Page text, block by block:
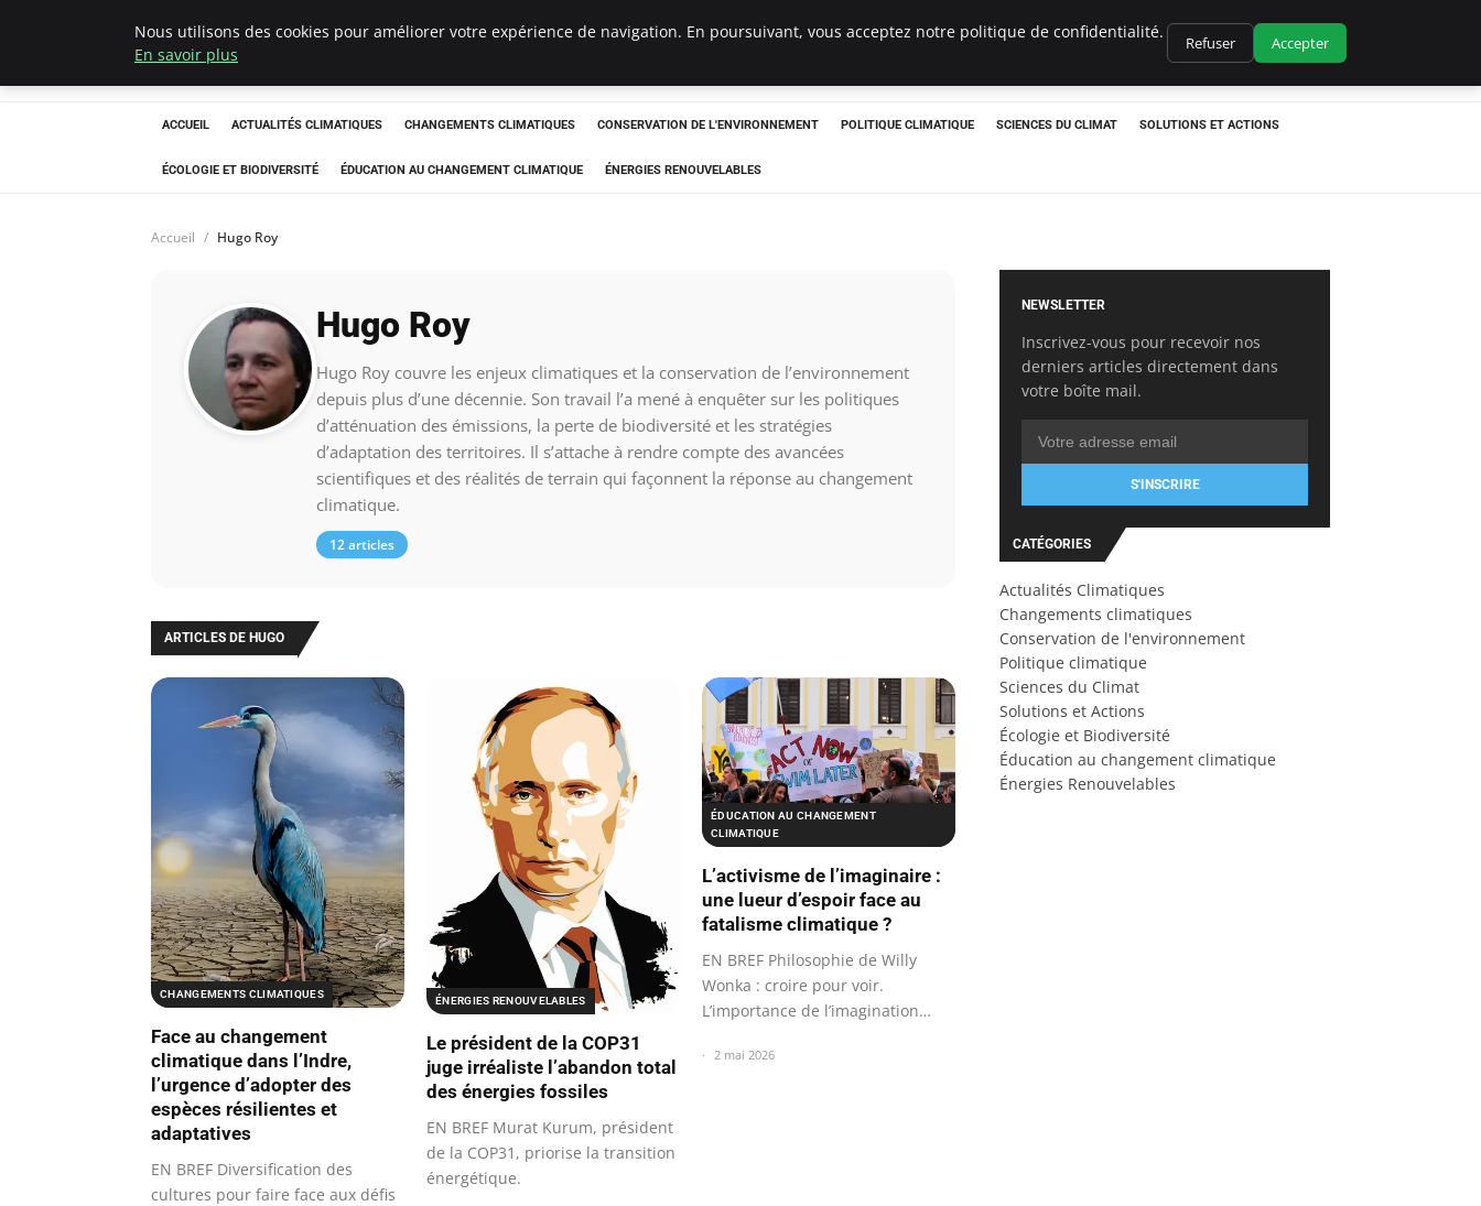
Climatedebtagents
ACCUEIL ACTUALITÉS CLIMATIQUES CHANGEMENTS CLIMATIQUES CONSERVATION DE L'ENVIRONNEMENT POLITIQUE CLIMATIQUE SCIENCES DU CLIMAT SOLUTIONS ET ACTIONS
ÉCOLOGIE ET BIODIVERSITÉ ÉDUCATION AU CHANGEMENT CLIMATIQUE ÉNERGIES RENOUVELABLES
Accueil Hugo Roy
Hugo Roy
Hugo Roy couvre les enjeux climatiques et la conservation de l’environnement
depuis plus d’une décennie. Son travail l’a mené à enquêter sur les politiques
d’atténuation des émissions, la perte de biodiversité et les stratégies
d’adaptation des territoires. Il s’attache à rendre compte des avancées
scientifiques et des réalités de terrain qui façonnent la réponse au changement
climatique.
12 articles
ARTICLES DE HUGO
CHANGEMENTS CLIMATIQUES
Face au changement
climatique dans l’Indre,
l’urgence d’adopter des
espèces résilientes et
adaptatives
EN BREF Diversification des
cultures pour faire face aux défis
ÉNERGIES RENOUVELABLES
Le président de la COP31
juge irréaliste l’abandon total
des énergies fossiles
EN BREF Murat Kurum, président
de la COP31, priorise la transition
énergétique.
ÉDUCATION AU CHANGEMENT
CLIMATIQUE
L’activisme de l’imaginaire :
une lueur d’espoir face au
fatalisme climatique ?
EN BREF Philosophie de Willy
Wonka : croire pour voir.
L’importance de l’imagination
2 mai 2026
NEWSLETTER
Inscrivez-vous pour recevoir nos
derniers articles directement dans
votre boîte mail.
S'INSCRIRE
CATÉGORIES
Actualités Climatiques
Changements climatiques
Conservation de l'environnement
Politique climatique
Sciences du Climat
Solutions et Actions
Écologie et Biodiversité
Éducation au changement climatique
Énergies Renouvelables
Nous utilisons des cookies pour améliorer votre expérience de navigation. En poursuivant, vous acceptez notre politique de confidentialité.
En savoir plus
Refuser Accepter